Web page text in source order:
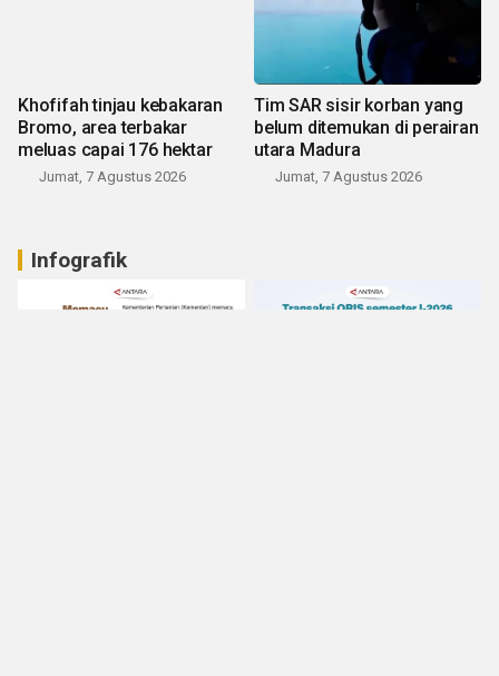
Khofifah tinjau kebakaran
Bromo, area terbakar
meluas capai 176 hektar
Jumat, 7 Agustus 2026
Tim SAR sisir korban yang
belum ditemukan di perairan
utara Madura
Jumat, 7 Agustus 2026
Infografik